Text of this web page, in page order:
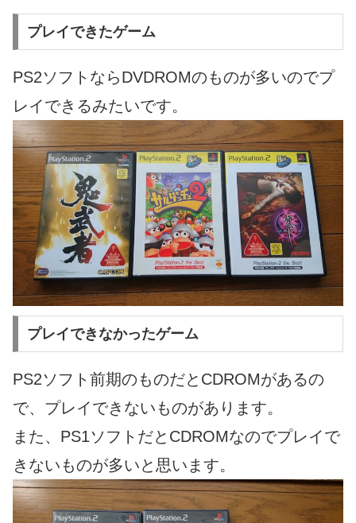
プレイできたゲーム
PS2ソフトならDVDROMのものが多いのでプ
レイできるみたいです。
プレイできなかったゲーム
PS2ソフト前期のものだとCDROMがあるの
で、プレイできないものがあります。
また、PS1ソフトだとCDROMなのでプレイで
きないものが多いと思います。